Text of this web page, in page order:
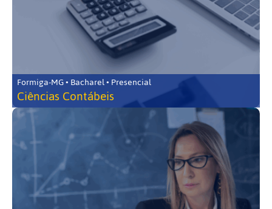
Formiga-MG • Bacharel • Presencial
Ciências Contábeis